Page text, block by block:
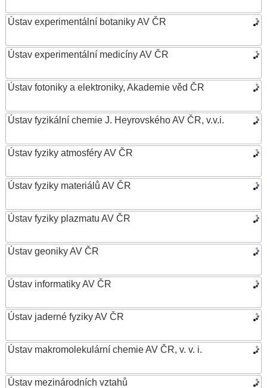
Ústav experimentální botaniky AV ČR
Ústav experimentální medicíny AV ČR
Ústav fotoniky a elektroniky, Akademie věd ČR
Ústav fyzikální chemie J. Heyrovského AV ČR, v.v.i.
Ústav fyziky atmosféry AV ČR
Ústav fyziky materiálů AV ČR
Ústav fyziky plazmatu AV ČR
Ústav geoniky AV ČR
Ústav informatiky AV ČR
Ústav jaderné fyziky AV ČR
Ústav makromolekulární chemie AV ČR, v. v. i.
Ústav mezinárodních vztahů